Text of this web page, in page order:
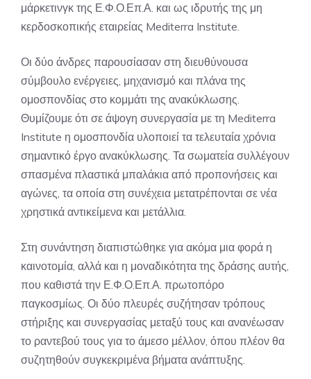
μάρκετινγκ της Ε.Φ.Ο.Επ.Α. και ως ιδρυτής της μη
κερδοσκοπικής εταιρείας Mediterra Institute.
Οι δύο άνδρες παρουσίασαν στη διευθύνουσα
σύμβουλο ενέργειες, μηχανισμό και πλάνα της
ομοσπονδίας στο κομμάτι της ανακύκλωσης.
Θυμίζουμε ότι σε άψογη συνεργασία με τη Mediterra
Institute η ομοσπονδία υλοποιεί τα τελευταία χρόνια
σημαντικό έργο ανακύκλωσης. Τα σωματεία συλλέγουν
σπασμένα πλαστικά μπαλάκια από προπονήσεις και
αγώνες, τα οποία στη συνέχεια μετατρέπονται σε νέα
χρηστικά αντικείμενα και μετάλλια.
Στη συνάντηση διαπιστώθηκε για ακόμα μια φορά η
καινοτομία, αλλά και η μοναδικότητα της δράσης αυτής,
που καθιστά την Ε.Φ.Ο.Επ.Α. πρωτοπόρο
παγκοσμίως. Οι δύο πλευρές συζήτησαν τρόπους
στήριξης και συνεργασίας μεταξύ τους και ανανέωσαν
το ραντεβού τους για το άμεσο μέλλον, όπου πλέον θα
συζητηθούν συγκεκριμένα βήματα ανάπτυξης.